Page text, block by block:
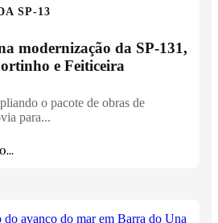
SP-13
modernização da SP-131,
e Feiticeira
o pacote de obras de
para...